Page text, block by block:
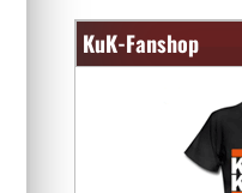
KuK-Fanshop